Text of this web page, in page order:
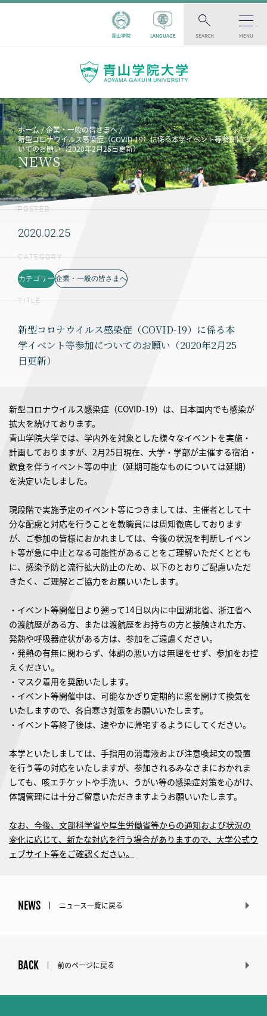
青山学院 LANGUAGE SEARCH MENU
ホーム
企業・一般の皆さまへ
新型コロナウイルス感染症（COVID-19）に係る本学イベント等参加につ
いてのお願い（2020年2月25日更新）
NEWS
POSTED
2020.02.25
CATEGORY
カテゴリー 企業・一般の皆さまへ
TITLE
新型コロナウイルス感染症（COVID-19）に係る本
学イベント等参加についてのお願い（2020年2月25
日更新）
新型コロナウイルス感染症（COVID-19）は、日本国内でも感染が
拡大を続けております。
青山学院大学では、学内外を対象とした様々なイベントを実施・
計画しておりますが、2月25日現在、大学・学部が主催する宿泊・
飲食を伴うイベント等の中止（延期可能なものについては延期）
を決定いたしました。
現段階で実施予定のイベント等につきましては、主催者として十
分な配慮と対応を行うことを教職員には周知徹底しております
が、ご参加の皆様におかれましては、今後の状況を判断しイベン
ト等が急に中止となる可能性があることをご理解いただくととも
に、感染予防と流行拡大防止のため、以下のとおりご配慮いただ
きたく、ご理解とご協力をお願いいたします。
・イベント等開催日より遡って14日以内に中国湖北省、浙江省へ
の渡航歴がある方、または渡航歴をお持ちの方と接触された方、
発熱や呼吸器症状がある方は、参加をご遠慮ください。
・発熱の有無に関わらず、体調の悪い方は無理をせず、参加をお控
えください。
・マスク着用を奨励いたします。
・イベント等開催中は、可能なかぎり定期的に窓を開けて換気を
いたしますので、各自寒さ対策をお願いいたします。
・イベント等終了後は、速やかに帰宅するようにしてください。
本学といたしましては、手指用の消毒液および注意喚起文の設置
を行う等の対応をいたしますが、参加されるみなさまにおかれま
しても、咳エチケットや手洗い、うがい等の感染症対策を心がけ、
体調管理には十分ご留意いただきますようお願いいたします。
なお、今後、文部科学省や厚生労働省等からの通知および状況の
変化に応じて、新たな対応を行う場合がありますので、大学公式ウ
ェブサイト等をご確認ください。
NEWS ニュース一覧に戻る
BACK 前のページに戻る